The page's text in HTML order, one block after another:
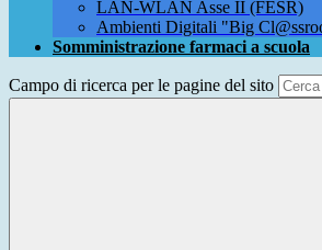
LAN-WLAN Asse II (FESR)
Ambienti Digitali "Big
Somministrazione farmaci a scuola
Campo di ricerca per le pagine del sito